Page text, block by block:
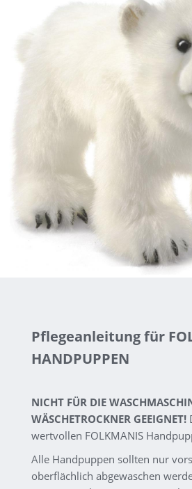
Pflegeanleitung für
HANDPUPPEN
NICHT FÜR DIE
WÄSCHETROCKNER GEEIGNET!
wertvollen FOLKMANIS
Alle Handpuppen sollten nur
oberflächlich abgewaschen